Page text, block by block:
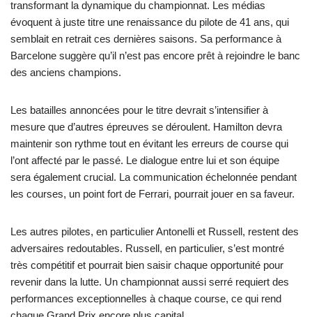
transformant la dynamique du championnat. Les médias
évoquent à juste titre une renaissance du pilote de 41 ans, qui
semblait en retrait ces dernières saisons. Sa performance à
Barcelone suggère qu’il n’est pas encore prêt à rejoindre le banc
des anciens champions.
Les batailles annoncées pour le titre devrait s’intensifier à
mesure que d’autres épreuves se déroulent. Hamilton devra
maintenir son rythme tout en évitant les erreurs de course qui
l’ont affecté par le passé. Le dialogue entre lui et son équipe
sera également crucial. La communication échelonnée pendant
les courses, un point fort de Ferrari, pourrait jouer en sa faveur.
Les autres pilotes, en particulier Antonelli et Russell, restent des
adversaires redoutables. Russell, en particulier, s’est montré
très compétitif et pourrait bien saisir chaque opportunité pour
revenir dans la lutte. Un championnat aussi serré requiert des
performances exceptionnelles à chaque course, ce qui rend